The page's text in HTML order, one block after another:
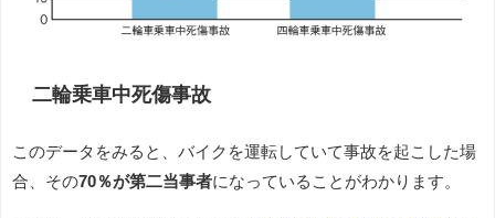
二輪乗車中死傷事故
このデータをみると、バイクを運転していて事故を起こした場
合、その70％が第二当事者になっていることがわかります。